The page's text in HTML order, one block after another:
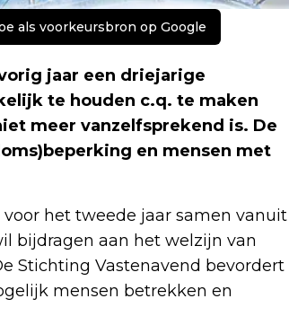
als voorkeursbron op Google
jaar een driejarige
te houden c.q. te maken
meer vanzelfsprekend is. De
en mensen met
het tweede jaar samen vanuit
bijdragen aan het welzijn van
Stichting Vastenavend bevordert
mensen betrekken en